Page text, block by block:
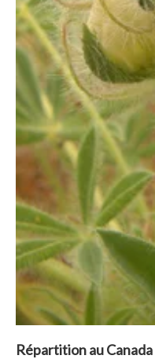
Répartition au Canada